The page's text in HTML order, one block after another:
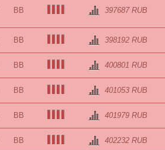
BB 397687 RUB
BB 398192 RUB
BB 400801 RUB
BB 401053 RUB
BB 401979 RUB
BB 402232 RUB